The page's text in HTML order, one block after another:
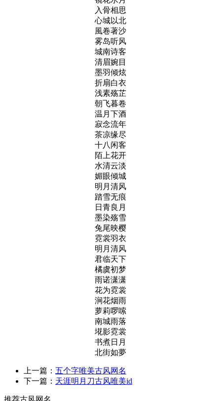
入骨相思
心城以北
風卷著沙
雾岛听风
城南诗客
清眉婉目
墨羽倾炫
折扇白衣
浅素殇芷
朝飞暮卷
温月下酒
寂念流年
茶凉缘尽
十八闲客
陌上花开
水清云淡
媚眼倾城
明月清风
踏雪无痕
日青良月
墨染殇雪
兔尾映樱
霓裳羽衣
明月清风
君临天下
橘虞初梦
雨诺潇潇
花为霓裳
涧花烟雨
萝莉啰嗦
南城雨落
埖影霓裳
书煮日月
北街如夢
上一篇： 五个字唯美古风网名
下一篇： 天涯明月刀古风唯美id
推荐古风网名